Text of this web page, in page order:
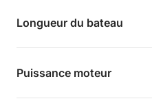
Longueur du bateau
Puissance moteur